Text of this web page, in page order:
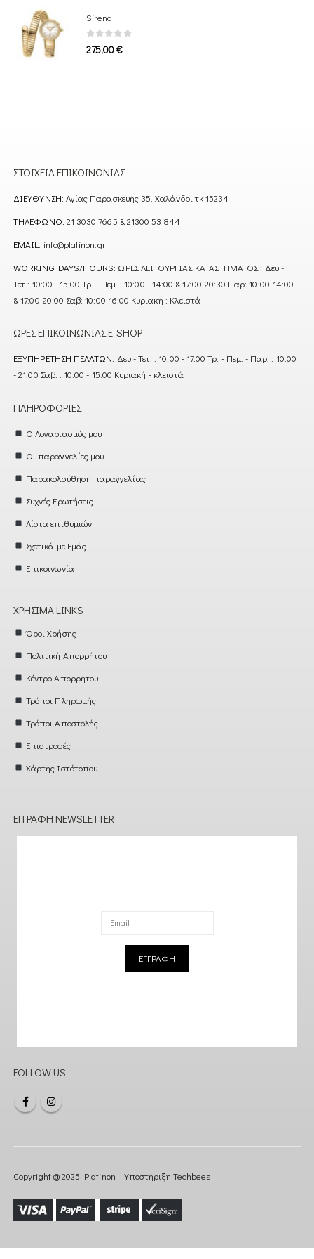
Sirena
0out of 5
275,00€
ΣΤΟΙΧΕΊΑ ΕΠΙΚΟΙΝΩΝΊΑΣ
ΔΙΕΎΘΥΝΣΗ: Αγίας Παρασκευής 35, Χαλάνδρι τκ 15234
ΤΗΛΈΦΩΝΟ: 21 3030 7665 & 21300 53 844
EMAIL: info@platinon.gr
WORKING DAYS/HOURS: ΩΡΕΣ ΛΕΙΤΟΥΡΓΙΑΣ ΚΑΤΑΣΤΗΜΑΤΟΣ : Δευ -
Τετ.: 10:00 - 15:00 Τρ. - Πεμ. : 10:00 - 14:00 & 17:00-20:30 Παρ: 10:00-14:00
& 17:00-20:00 Σαβ: 10:00-16:00 Κυριακή : Κλειστά
ΏΡΕΣ ΕΠΙΚΟΙΝΩΝΊΑΣ E-SHOP
ΕΞΥΠΗΡΈΤΗΣΗ ΠΕΛΑΤΏΝ: Δευ - Τετ. : 10:00 - 17:00 Τρ. - Πεμ. - Παρ. : 10:00
- 21:00 Σαβ. : 10:00 - 15:00 Κυριακή - κλειστά
ΠΛΗΡΟΦΟΡΊΕΣ
Ο Λογαριασμός μου
Οι παραγγελίες μου
Παρακολούθηση παραγγελίας
Συχνές Ερωτήσεις
Λίστα επιθυμιών
Σχετικά με Εμάς
Επικοινωνία
ΧΡΉΣΙΜΑ LINKS
Όροι Χρήσης
Πολιτική Απορρήτου
Κέντρο Απορρήτου
Τρόποι Πληρωμής
Τρόποι Αποστολής
Επιστροφές
Χάρτης Ιστότοπου
ΕΓΓΡΑΦΉ NEWSLETTER
ΕΓΓΡΑΦΗ
FOLLOW US
Copyright @ 2025 Platinon | Υποστήριξη Techbees